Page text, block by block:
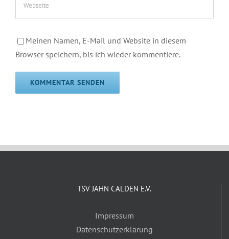
Meinen Namen, E-Mail und Website in diesem
Browser speichern, bis ich wieder kommentiere.
TSV JAHN CALDEN E.V.
Impressum
Datenschutzerklärung